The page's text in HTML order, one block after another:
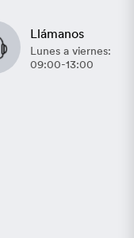
Llámanos
Lunes a viernes:
09:00-13:00